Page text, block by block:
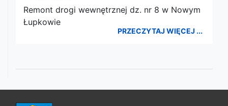
Remont drogi wewnętrznej dz. nr 8 w Nowym
Łupkowie
PRZECZYTAJ WIĘCEJ ...